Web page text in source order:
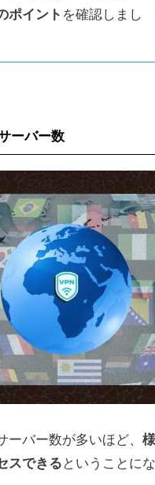
ポイント を確認しまし
ーバー数
ーバー数が多いほど、
スできる ということに